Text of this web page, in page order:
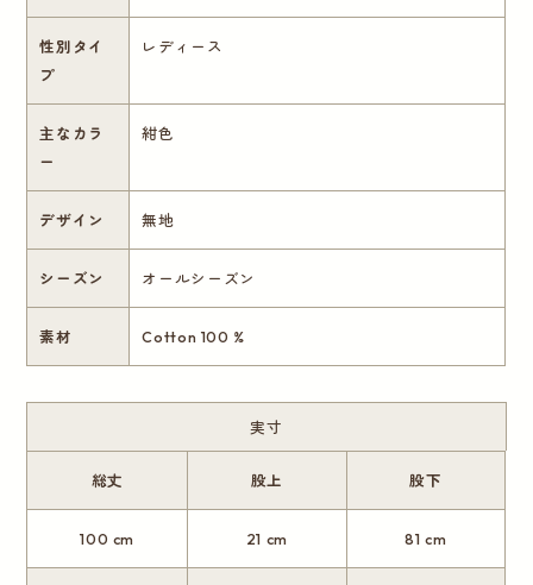
性別タイ
プ
レディース
主なカラ
ー
紺色
デザイン 無地
シーズン オールシーズン
素材 Cotton 100 %
実寸
総丈
100 cm
股上
21 cm
股下
81 cm